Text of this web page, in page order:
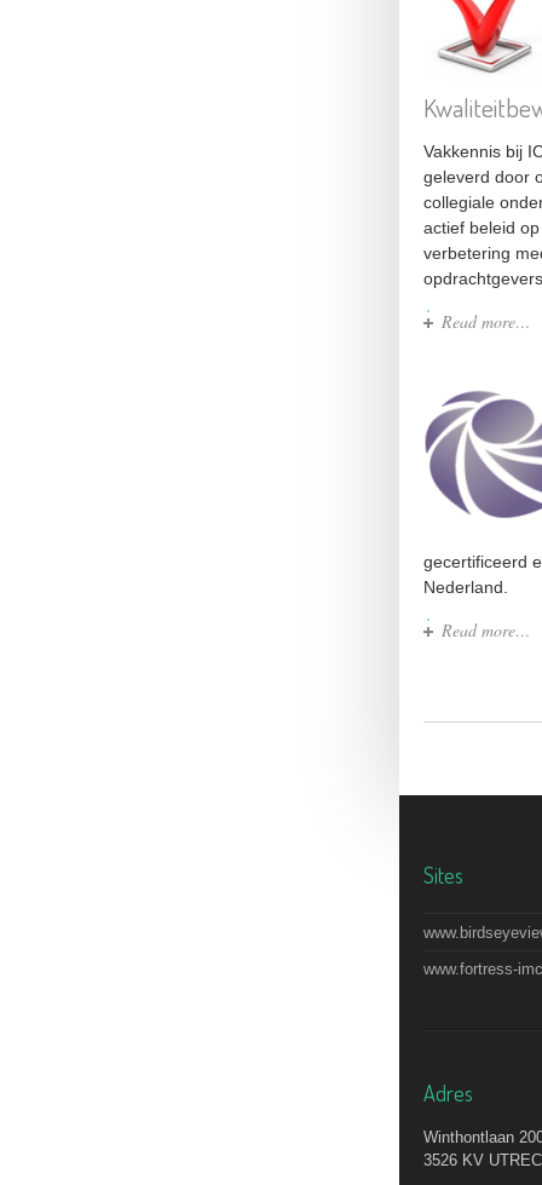
Vakkennis bij
geleverd door
collegiale
actief beleid
verbetering
Read more…
gecertificeerd
Nederland.
Read more…
Sites
www.fortress-
Adres
Winthontlaan
3526 KV